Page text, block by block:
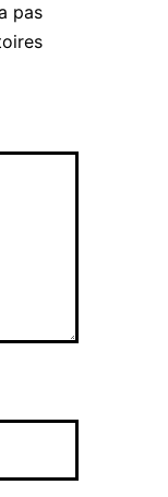
pas